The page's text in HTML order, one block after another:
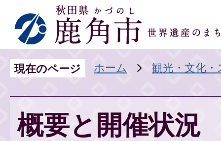
現在のページ ホーム 観光・文化
概要と開催状況